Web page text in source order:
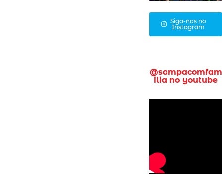
Siga-nos no
Instagram
@sampacomfam
ilia no youtube